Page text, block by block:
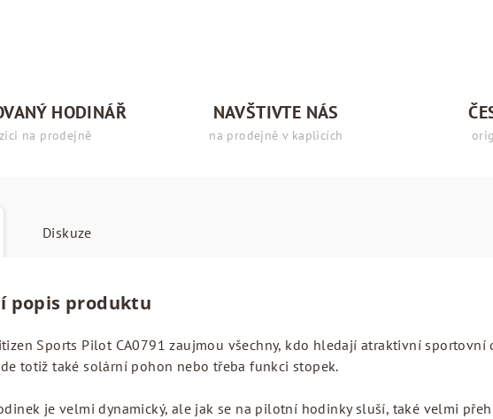
HODINÁŘ
na prodejně
NAVŠTIVTE NÁS
na prodejně v kaplicích
Diskuze
popis produktu
Sports Pilot CA0791 zaujmou všechny, kdo hledají atraktivní
totiž také solární pohon nebo třeba funkci stopek.
je velmi dynamický, ale jak se na pilotní hodinky sluší, také velmi